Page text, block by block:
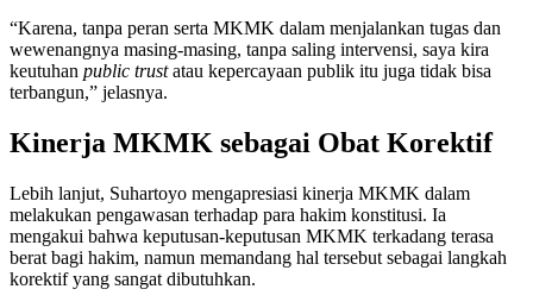
“Karena, tanpa peran serta MKMK dalam menjalankan tugas dan
wewenangnya masing-masing, tanpa saling intervensi, saya kira
keutuhan public trustatau kepercayaan publik itu juga tidak bisa
terbangun,” jelasnya.
Kinerja MKMK sebagai Obat Korektif
Lebih lanjut, Suhartoyo mengapresiasi kinerja MKMK dalam
melakukan pengawasan terhadap para hakim konstitusi. Ia
mengakui bahwa keputusan-keputusan MKMK terkadang terasa
berat bagi hakim, namun memandang hal tersebut sebagai langkah
korektif yang sangat dibutuhkan.